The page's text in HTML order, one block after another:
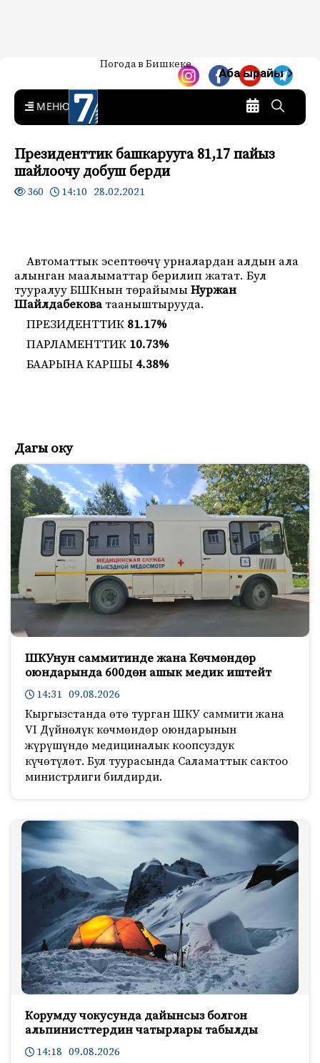
7-канал. Жаңылыктар —
Кыргызстан
Жаңылыктар — Кыргызстан
Погода в Бишкеке
Аба ырайы
MENU
Президенттик башкарууга 81,17 пайыз
шайлоочу добуш берди
360 14:10 28.02.2021
Автоматтык эсептөөчү урналардан алдын ала
алынган маалыматтар берилип жатат. Бул
тууралуу БШКнын төрайымыНуржан
Шайлдабековатааныштырууда.
ПРЕЗИДЕНТТИК 81.17%
ПАРЛАМЕНТТИК 10.73%
БААРЫНА КАРШЫ 4.38%
Дагы оку
ШКУнун саммитинде жана Көчмөндөр
оюндарында 600дөн ашык медик иштейт
14:31 09.08.2026
Кыргызстанда өтө турган ШКУ саммити жана
VI Дүйнөлүк көчмөндөр оюндарынын
жүрүшүндө медициналык коопсуздук
күчөтүлөт. Бул туурасында Саламаттык сактоо
министрлиги билдирди.
Корумду чокусунда дайынсыз болгон
альпинисттердин чатырлары табылды
14:18 09.08.2026